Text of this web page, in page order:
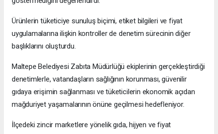
Ürünlerin tüketiciye sunuluş biçimi, etiket bilgileri ve fiyat
uygulamalarına ilişkin kontroller de denetim sürecinin diğer
başlıklarını oluşturdu.
Maltepe Belediyesi Zabıta Müdürlüğü ekiplerinin gerçekleştirdiği
denetimlerle, vatandaşların sağlığının korunması, güvenilir
gıdaya erişimin sağlanması ve tüketicilerin ekonomik açıdan
mağduriyet yaşamalarının önüne geçilmesi hedefleniyor.
İlçedeki zincir marketlere yönelik gıda, hijyen ve fiyat